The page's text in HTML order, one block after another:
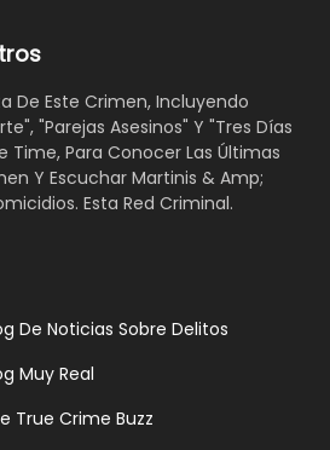
De Este Crimen, Incluyendo
"Parejas Asesinos" Y "Tres Días
Time, Para Conocer Las Últimas
Y Escuchar Martinis & Amp;
Esta Red Criminal.
De Noticias Sobre Delitos
Muy Real
True Crime Buzz